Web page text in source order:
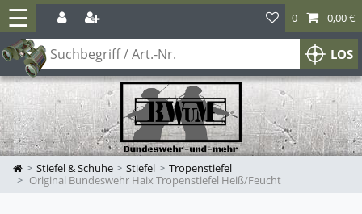
☰
LOS
0 0,00 €
Stiefel & Schuhe Stiefel
Tropenstiefel
Original Bundeswehr Haix Tropenstiefel Heiß/Feucht